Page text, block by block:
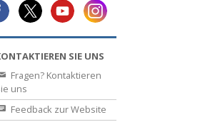
SIE UNS
Fragen? Kontaktieren
uns
Feedback zur Website